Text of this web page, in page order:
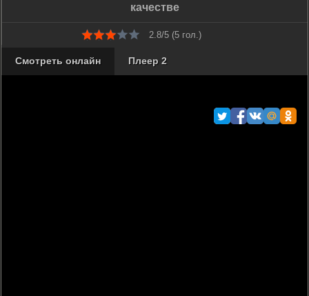
качестве
2.8/5 (5гол.)
Смотреть онлайн Плеер 2